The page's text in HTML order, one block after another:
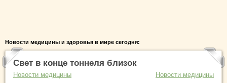
Новости медицины и здоровья в мире сегодня:
Свет в конце тоннеля близок
Новости медицины Новости медицины